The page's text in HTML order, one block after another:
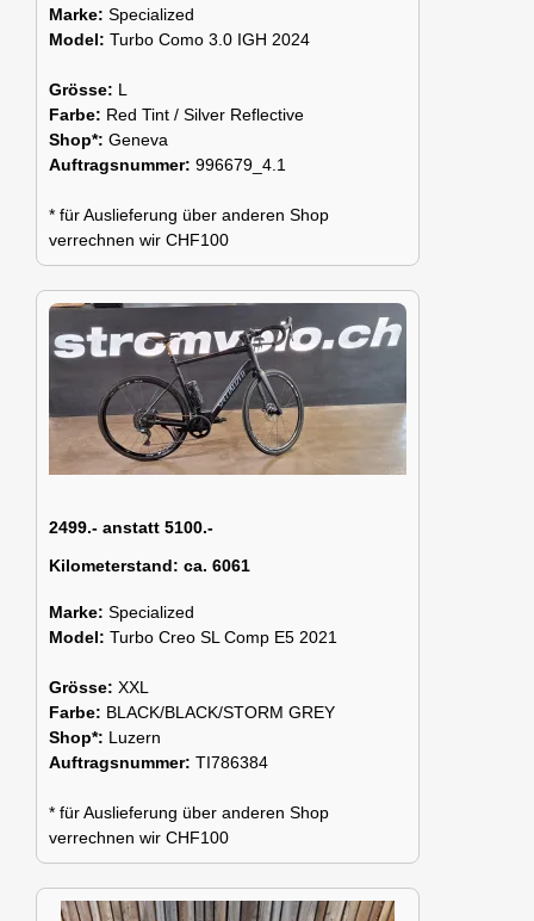
Marke: Specialized
Model: Turbo Como 3.0 IGH 2024
Grösse: L
Farbe: Red Tint / Silver Reflective
Shop*: Geneva
Auftragsnummer: 996679_4.1
* für Auslieferung über anderen Shop
verrechnen wir CHF100
2499.- anstatt 5100.-
Kilometerstand: ca. 6061
Marke: Specialized
Model: Turbo Creo SL Comp E5 2021
Grösse: XXL
Farbe: BLACK/BLACK/STORM GREY
Shop*: Luzern
Auftragsnummer: TI786384
* für Auslieferung über anderen Shop
verrechnen wir CHF100